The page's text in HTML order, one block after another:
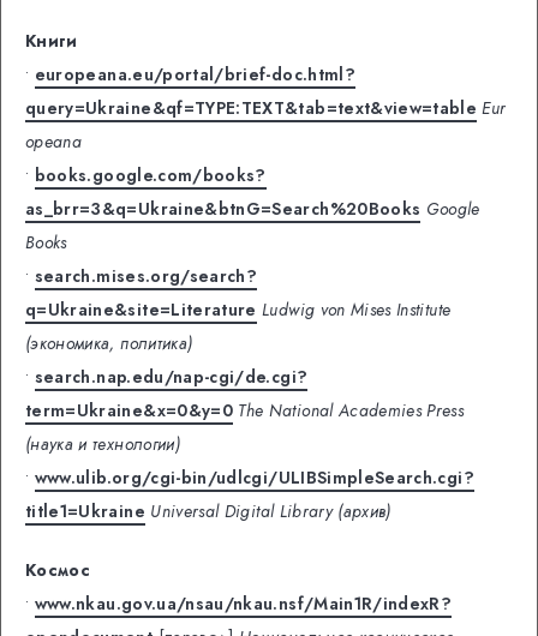
Книги
• europeana.eu/portal/brief-doc.html?
query=Ukraine&qf=TYPE:TEXT&tab=text&view=table Eur
opeana
• books.google.com/books?
as_brr=3&q=Ukraine&btnG=Search%20Books Google
Books
• search.mises.org/search?
q=Ukraine&site=Literature Ludwig von Mises Institute
(экономика, политика)
• search.nap.edu/nap-cgi/de.cgi?
term=Ukraine&x=0&y=0 The National Academies Press
(наука и технологии)
• www.ulib.org/cgi-bin/udlcgi/ULIBSimpleSearch.cgi?
title1=Ukraine Universal Digital Library (архив)
Космос
• www.nkau.gov.ua/nsau/nkau.nsf/Main1R/indexR?